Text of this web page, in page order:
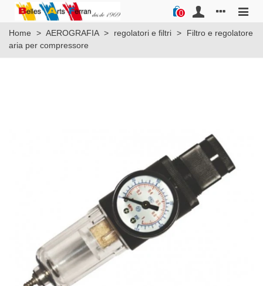
0
Home > AEROGRAFIA > regolatori e filtri >
Filtro e regolatore
aria per compressore